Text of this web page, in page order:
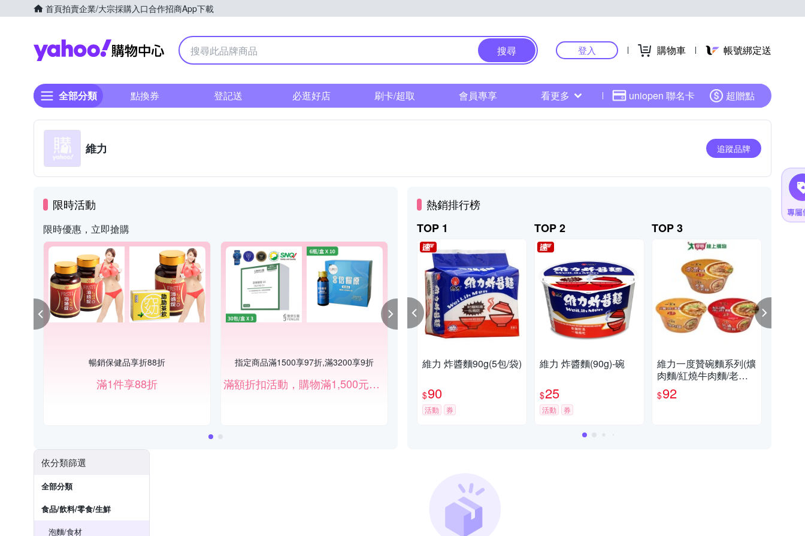
首頁拍賣企業/大宗採購入口合作招商App下載
Yahoo購物中心
搜尋 登入 購物車 帳號綁定送
全部分類 點換券 登記送 必逛好店 刷卡/超取 會員專享 看更多 uniopen 聯名卡 超贈點
維力 追蹤品牌
限時活動
限時優惠，立即搶購
暢銷保健品享折88折
滿1件享88折
指定商品滿1500享97折,滿3200享9折
滿額折扣活動，購物滿1,500元打97折、滿3,200元打9折。
指定單品現折150
熱銷排行榜
TOP 1
維力 炸醬麵90g(5包/袋)
$90
活動 券
TOP 2
維力 炸醬麵(90g)-碗
$25
活動 券
TOP 3
維力一度贊碗麵系列(爌
肉麵/紅燒牛肉麵/老甕
牛肉麵)(2碗/組)【愛
買】
$92
依分類篩選
全部分類
食品/飲料/零食/生鮮
泡麵/食材